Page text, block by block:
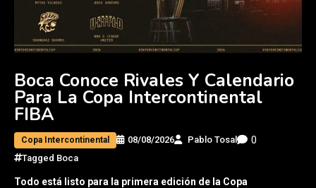
Boca Conoce Rivales Y Calendario
Para La Copa Intercontinental
FIBA
Copa Intercontinental 08/08/2026 Pablo Tosal 0
Tagged Boca
Todo está listo para la primera edición de la Copa